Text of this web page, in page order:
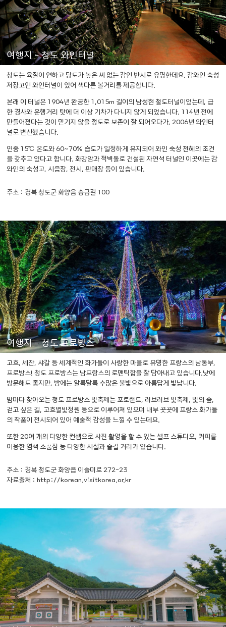
여행지 - 청도 와인터널
청도는 육질이 연하고 당도가 높은 씨 없는 감인 반시로 유명한데요. 감와인 숙성
저장고인 와인터널이 있어 색다른 볼거리를 제공합니다.
본래 이 터널은 1904년 완공한 1,015m 길이의 남성현 철도터널이었는데, 급
한 경사와 운행거리 탓에 더 이상 기차가 다니지 않게 되었습니다.
114년 전에
만들어졌다는 것이 믿기지 않을 정도로 보존이 잘 되어오다가, 2006년 와인터
널로 변신했습니다.
연중 15℃ 온도와 60~70% 습도가 일정하게 유지되어 와인 숙성 천혜의 조건
을 갖추고 있다고 합니다. 화강암과 적벽돌로 건설된 자연석 터널인 이곳에는 감
와인의 숙성고, 시음장, 전시, 판매장 등이 있습니다.
주소 : 경북 청도군 화양읍 송금길 100
여행지 - 청도 프로방스
고흐, 세잔, 샤갈 등 세계적인 화가들이 사랑한 마을로 유명한 프랑스의 남동부,
프로방스! 청도 프로방스는 남프랑스의 로맨틱함을 잘 담아내고 있습니다.​낮에
방문해도 좋지만, 밤에는 알록달록 수많은 불빛으로 아름답게 빛납니다.
밤마다 찾아오는 청도 프로방스 빛축제는 포토랜드, 러브러브 빛축제, 빛의 숲,
걷고 싶은 길, 고흐별빛정원 등으로 이루어져 있으며 내부 곳곳에 프랑스 화가들
의 작품이 전시되어 있어 예술적 감성을 느낄 수 있는데요.
또한 20여 개의 다양한 컨셉으로 사진 촬영을 할 수 있는 셀프 스튜디오, 커피를
이용한 염색 소품점 등 다양한 시설과 즐길 거리가 있습니다.
주소 : 경북 청도군 화양읍 이슬미로 272-23
자료출처 : http://korean.visitkorea.or.kr